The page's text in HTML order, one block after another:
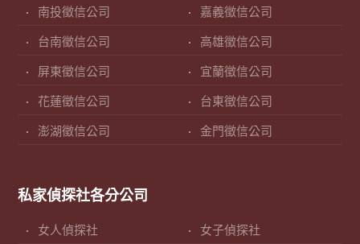
南投徵信公司 嘉義徵信公司
台南徵信公司 高雄徵信公司
屏東徵信公司 宜蘭徵信公司
花蓮徵信公司 台東徵信公司
澎湖徵信公司 金門徵信公司
私家偵探社各分公司
女人偵探社 女子偵探社